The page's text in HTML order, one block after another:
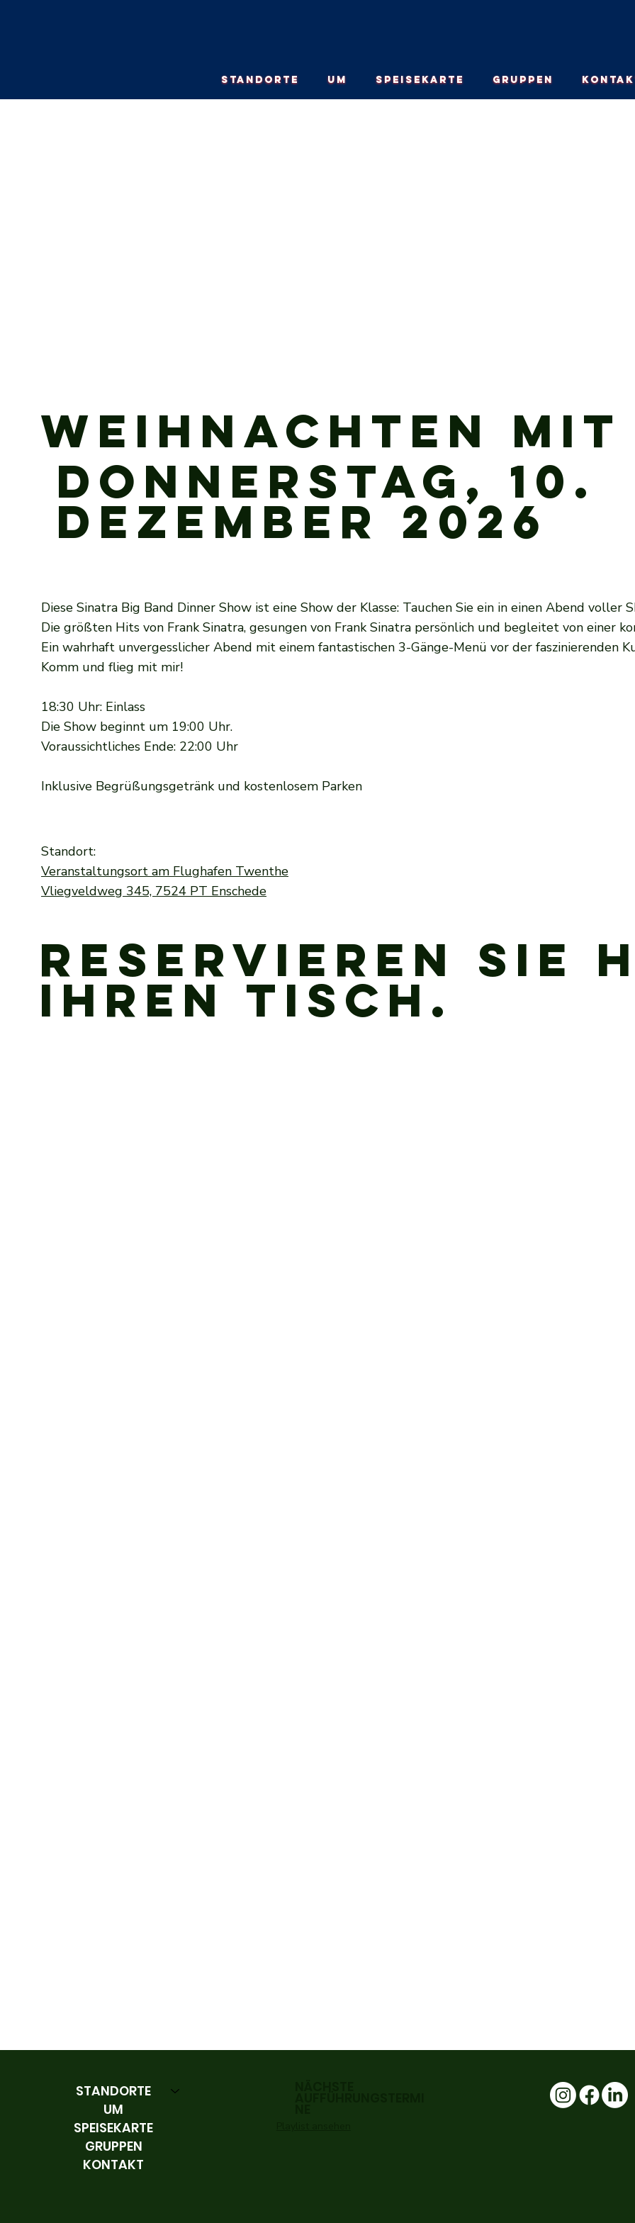
STANDORTE UM SPEISEKARTE GRUPPEN
Weihnachten
Donnerstag, 10.
Dezember 2026
Diese Sinatra Big Band Dinner Show ist eine Show der Klasse: Tauchen Sie ein in einen Abend voller
Die größten Hits von Frank Sinatra, gesungen von Frank Sinatra persönlich und begleitet von einer
Ein wahrhaft unvergesslicher Abend mit einem fantastischen 3-Gänge-Menü vor der faszinierenden
Komm und flieg mit mir!
18:30 Uhr: Einlass
Die Show beginnt um 19:00 Uhr.
Voraussichtliches Ende: 22:00 Uhr
Inklusive Begrüßungsgetränk und kostenlosem Parken
Standort:
Veranstaltungsort am Flughafen Twenthe
Vliegveldweg 345, 7524 PT Enschede
Reservieren Sie
Ihren Tisch.
STANDORTE
UM
SPEISEKARTE
GRUPPEN
KONTAKT